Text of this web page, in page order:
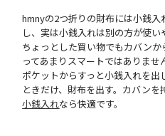
hmnyの2つ折りの財布には小銭
し、実は小銭入れは別の方が使い
ちょっとした買い物でもカバン
ってあまりスマートではありませ
ポケットからすっと小銭入れを出
ときだけ、財布を出す。カバン
小銭入れなら快適です。